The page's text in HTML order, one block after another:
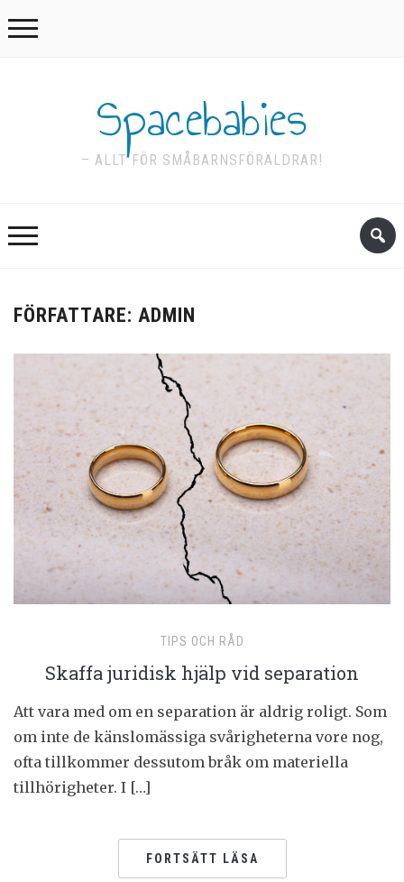
Spacebabies
– ALLT FÖR SMÅBARNSFÖRÄLDRAR!
FÖRFATTARE:ADMIN
TIPS OCH RÅD
Skaffa juridisk hjälp vid separation
Att vara med om en separation är aldrig roligt. Som
om inte de känslomässiga svårigheterna vore nog,
ofta tillkommer dessutom bråk om materiella
tillhörigheter. I […]
FORTSÄTT LÄSA